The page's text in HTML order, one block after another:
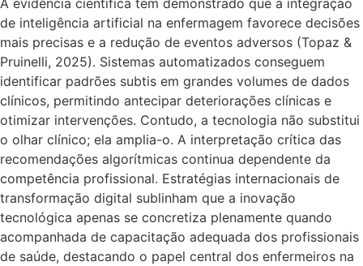
de inteligência artificial na enfermagem favorece decisões
mais precisas e a redução de eventos adversos (Topaz &
Pruinelli, 2025). Sistemas automatizados conseguem
identificar padrões subtis em grandes volumes de dados
clínicos, permitindo antecipar deteriorações clínicas e
otimizar intervenções. Contudo, a tecnologia não substitui
o olhar clínico; ela amplia-o. A interpretação crítica das
recomendações algorítmicas continua dependente da
competência profissional. Estratégias internacionais de
transformação digital sublinham que a inovação
tecnológica apenas se concretiza plenamente quando
acompanhada de capacitação adequada dos profissionais
de saúde, destacando o papel central dos enfermeiros na